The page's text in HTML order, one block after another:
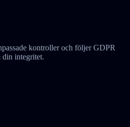
kontroller och följer GDPR
din integritet.